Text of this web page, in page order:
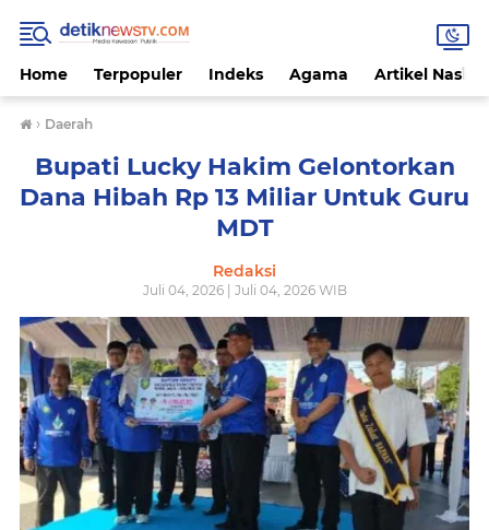
Home Terpopuler Indeks Agama Artikel
› Daerah
Bupati Lucky Hakim Gelontorkan
Dana Hibah Rp 13 Miliar Untuk Guru
MDT
Redaksi
Juli 04, 2026 | Juli 04, 2026 WIB